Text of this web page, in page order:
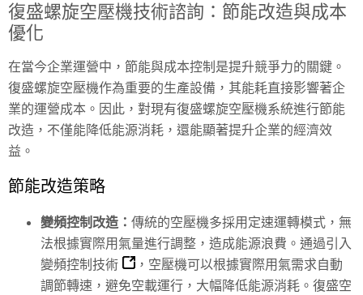
復盛螺旋空壓機技術諮詢：節能改造與成本
優化
在當今企業運營中，節能與成本控制是提升競爭力的關鍵。
復盛螺旋空壓機作為重要的生產設備，其能耗直接影響著企
業的運營成本。因此，對現有復盛螺旋空壓機系統進行節能
改造，不僅能降低能源消耗，還能顯著提升企業的經濟效
益。
節能改造策略
變頻控制改造： 傳統的空壓機多採用定速運轉模式，無
法根據實際用氣量進行調整，造成能源浪費。通過引入
變頻控制技術
，空壓機可以根據實際用氣需求自動
調節轉速，避免空載運行，大幅降低能源消耗。復盛空